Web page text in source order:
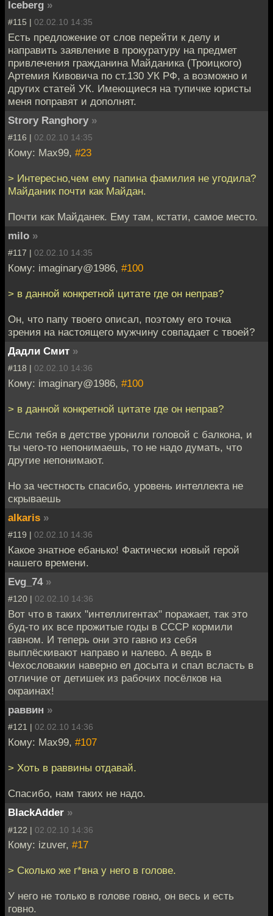
Iceberg »
#115 | 02.02.10 14:35
Есть предложение от слов перейти к делу и
направить заявление в прокуратуру на предмет
привлечения гражданина Майданика (Троицкого)
Артемия Кивовича по ст.130 УК РФ, а возможно и
других статей УК. Имеющиеся на тупичке юристы
меня поправят и дополнят.
Strory Ranghory »
#116 | 02.02.10 14:35
Кому: Max99, #23
> Интересно,чем ему папина фамилия не угодила?
Майданик почти как Майдан.
Почти как Майданек. Ему там, кстати, самое место.
milo »
#117 | 02.02.10 14:35
Кому: imaginary@1986, #100
> в данной конкретной цитате где он неправ?
Он, что папу твоего описал, поэтому его точка
зрения на настоящего мужчину совпадает с твоей?
Дадли Смит »
#118 | 02.02.10 14:36
Кому: imaginary@1986, #100
> в данной конкретной цитате где он неправ?
Если тебя в детстве уронили головой с балкона, и
ты чего-то непонимаешь, то не надо думать, что
другие непонимают.
Но за честность спасибо, уровень интеллекта не
скрываешь
alkaris »
#119 | 02.02.10 14:36
Какое знатное ебанько! Фактически новый герой
нашего времени.
Evg_74 »
#120 | 02.02.10 14:36
Вот что в таких "интеллигентах" поражает, так это
буд-то их все прожитые годы в СССР кормили
гавном. И теперь они это гавно из себя
выплёскивают направо и налево. А ведь в
Чехословакии наверно ел досыта и спал всласть в
отличие от детишек из рабочих посёлков на
окраинах!
раввин »
#121 | 02.02.10 14:36
Кому: Max99, #107
> Хоть в раввины отдавай.
Спасибо, нам таких не надо.
BlackAdder »
#122 | 02.02.10 14:36
Кому: izuver, #17
> Сколько же г*вна у него в голове.
У него не только в голове говно, он весь и есть
говно.